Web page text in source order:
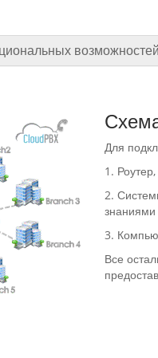
возможностей
Для
1.
2.
знаниями
3.
Все